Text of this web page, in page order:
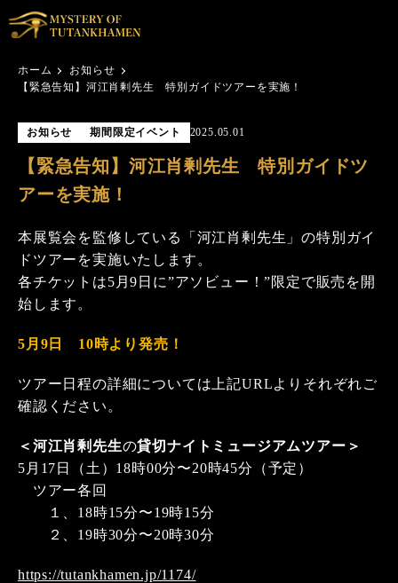
ホーム
お知らせ
【緊急告知】河江肖剰先生 特別ガイドツアーを実施！
お知らせ 期間限定イベント 2025.05.01
【緊急告知】河江肖剰先生 特別ガイドツ
アーを実施！
本展覧会を監修している「河江肖剰先生」の特別ガイ
ドツアーを実施いたします。
各チケットは5月9日に”アソビュー！”限定で販売を開
始します。
5月9日 10時より発売！
ツアー日程の詳細については上記URLよりそれぞれご
確認ください。
＜河江肖剰先生の貸切ナイトミュージアムツアー＞
5⽉17⽇（⼟）18時00分〜20時45分（予定）
ツアー各回
１、18時15分〜19時15分
２、19時30分〜20時30分
https://tutankhamen.jp/1174/